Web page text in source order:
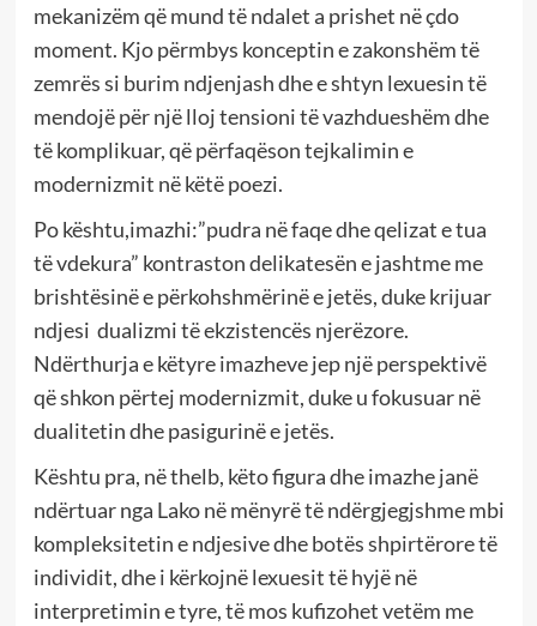
mekanizëm që mund të ndalet a prishet në çdo
moment. Kjo përmbys konceptin e zakonshëm të
zemrës si burim ndjenjash dhe e shtyn lexuesin të
mendojë për një lloj tensioni të vazhdueshëm dhe
të komplikuar, që përfaqëson tejkalimin e
modernizmit në këtë poezi.
Po kështu,imazhi:”pudra në faqe dhe qelizat e tua
të vdekura” kontraston delikatesën e jashtme me
brishtësinë e përkohshmërinë e jetës, duke krijuar
ndjesi dualizmi të ekzistencës njerëzore.
Ndërthurja e këtyre imazheve jep një perspektivë
që shkon përtej modernizmit, duke u fokusuar në
dualitetin dhe pasigurinë e jetës.
Kështu pra, në thelb, këto figura dhe imazhe janë
ndërtuar nga Lako në mënyrë të ndërgjegjshme mbi
kompleksitetin e ndjesive dhe botës shpirtërore të
individit, dhe i kërkojnë lexuesit të hyjë në
interpretimin e tyre, të mos kufizohet vetëm me